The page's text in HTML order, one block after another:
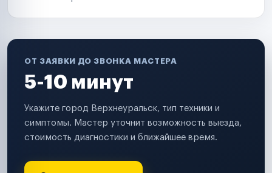
ОТ ЗАЯВКИ ДО ЗВОНКА МАСТЕРА
5-10 минут
Укажите город Верхнеуральск, тип техники и
симптомы. Мастер уточнит возможность выезда,
стоимость диагностики и ближайшее время.